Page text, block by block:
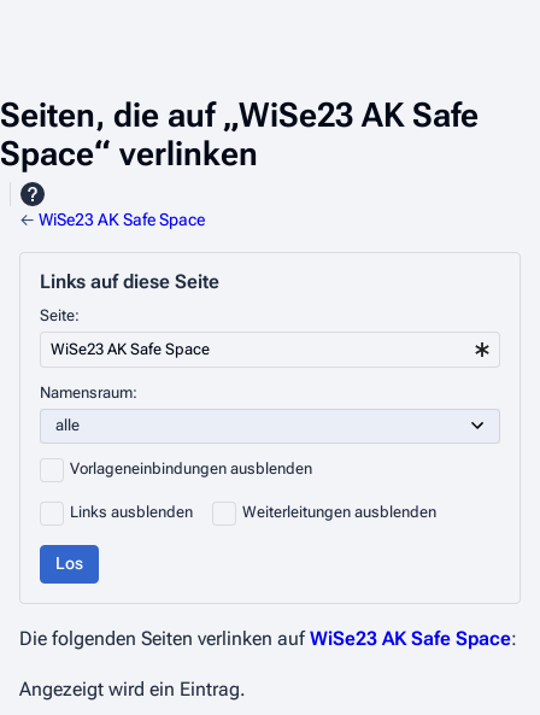
Seiten, die auf „WiSe23 AK Safe
Space“ verlinken
← WiSe23 AK Safe Space
Links auf diese Seite
Seite:
Namensraum:
Vorlageneinbindungen ausblenden
Links ausblenden Weiterleitungen ausblenden
Los
Die folgenden Seiten verlinken aufWiSe23 AK Safe Space:
Angezeigt wird ein Eintrag.